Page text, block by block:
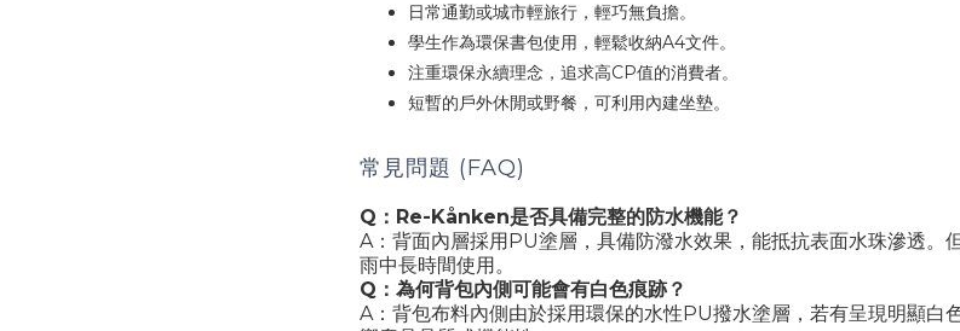
日常通勤或城市輕旅行，輕巧無負擔。
學生作為環保書包使用，輕鬆收納A4文件。
注重環保永續理念，追求高CP值的消費者。
短暫的戶外休閒或野餐，可利用內建坐墊。
常見問題 (FAQ)
Q：Re-Kånken是否具備完整的防水機能？
A：背面內層採用PU塗層，具備防潑水效果，能抵抗表面水珠滲透。
雨中長時間使用。
Q：為何背包內側可能會有白色痕跡？
A：背包布料內側由於採用環保的水性PU撥水塗層，若有呈現明顯白